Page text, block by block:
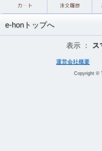
e-honトップへ
表示 ： ス
運営会社概要
Copyright ©